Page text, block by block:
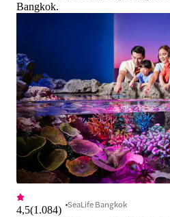
Bangkok.
4,5(1.084) SeaLife Bangkok